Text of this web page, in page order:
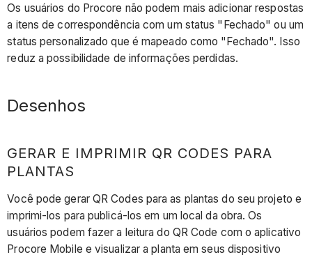
Os usuários do Procore não podem mais adicionar respostas
a itens de correspondência com um status "Fechado" ou um
status personalizado que é mapeado como "Fechado". Isso
reduz a possibilidade de informações perdidas.
Desenhos
GERAR E IMPRIMIR QR CODES PARA
PLANTAS
Você pode gerar QR Codes para as plantas do seu projeto e
imprimi-los para publicá-los em um local da obra. Os
usuários podem fazer a leitura do QR Code com o aplicativo
Procore Mobile e visualizar a planta em seus dispositivo